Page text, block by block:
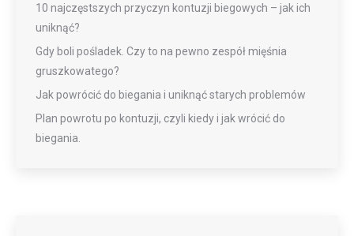
10 najczęstszych przyczyn kontuzji biegowych – jak ich
uniknąć?
Gdy boli pośladek. Czy to na pewno zespół mięśnia
gruszkowatego?
Jak powrócić do biegania i uniknąć starych problemów
Plan powrotu po kontuzji, czyli kiedy i jak wrócić do
biegania.